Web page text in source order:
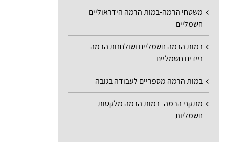
משטחי הרמה-במות הרמה הידראוליים
חשמליים
במות הרמה חשמליים ושולחנות הרמה
ניידים חשמליים
במות הרמה מספריים לעבודה בגובה
מתקני הרמה -במות הרמה מלקטות
חשמליות